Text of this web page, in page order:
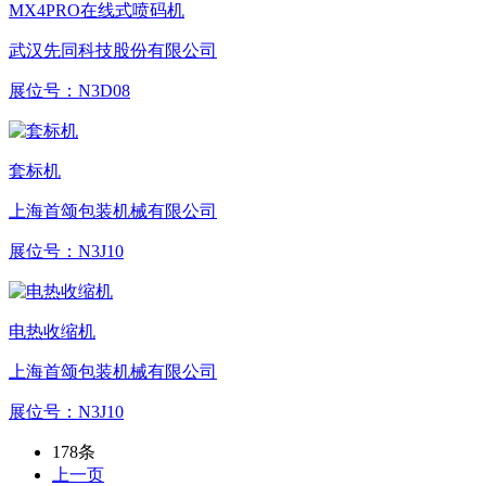
MX4PRO在线式喷码机
武汉先同科技股份有限公司
展位号： N3D08
套标机
上海首颂包装机械有限公司
展位号： N3J10
电热收缩机
上海首颂包装机械有限公司
展位号： N3J10
178条
上一页